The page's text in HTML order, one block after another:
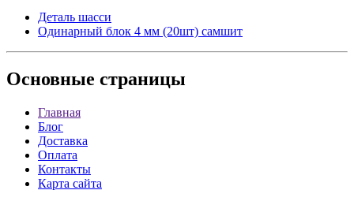
Деталь шасси
Одинарный блок 4 мм (20шт) самшит
Основные страницы
Главная
Блог
Доставка
Оплата
Контакты
Карта сайта